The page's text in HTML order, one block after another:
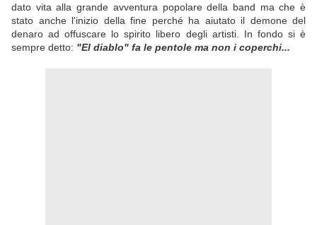
dato vita alla grande avventura popolare della band ma che è
stato anche l'inizio della fine perché ha aiutato il demone del
denaro ad offuscare lo spirito libero degli artisti. In fondo si è
sempre detto: "El diablo" fa le pentole ma non i coperchi...